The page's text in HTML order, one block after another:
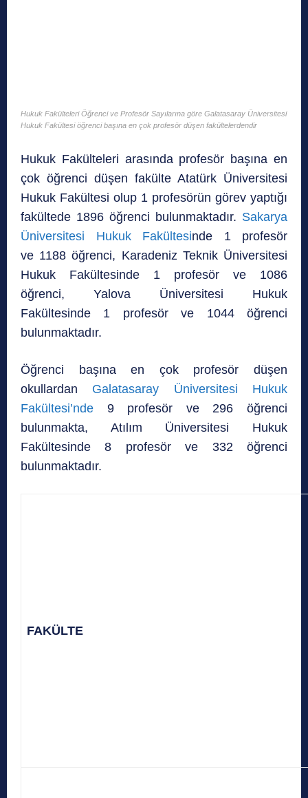
Hukuk Fakülteleri Öğrenci ve Profesör Sayılarına göre Galatasaray Üniversitesi
Hukuk Fakültesi öğrenci başına en çok profesör düşen fakültelerdendir
Hukuk Fakülteleri arasında profesör başına en
çok öğrenci düşen fakülte Atatürk Üniversitesi
Hukuk Fakültesi olup 1 profesörün görev yaptığı
fakültede 1896 öğrenci bulunmaktadır. Sakarya
Üniversitesi Hukuk Fakültesinde 1 profesör
ve 1188 öğrenci, Karadeniz Teknik Üniversitesi
Hukuk Fakültesinde 1 profesör ve 1086
öğrenci, Yalova Üniversitesi Hukuk
Fakültesinde 1 profesör ve 1044 öğrenci
bulunmaktadır.
Öğrenci başına en çok profesör düşen
okullardan Galatasaray Üniversitesi Hukuk
Fakültesi’nde 9 profesör ve 296 öğrenci
bulunmakta, Atılım Üniversitesi Hukuk
Fakültesinde 8 profesör ve 332 öğrenci
bulunmaktadır.
FAKÜLTE